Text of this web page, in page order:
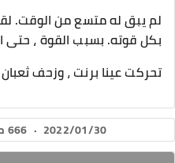
لم يبق له متسع من الوقت.
بكل قوته. بسبب القوة ، حتى
تحركت عينا برنت ، وزحف
2022/01/30
· 666 مشاهدة